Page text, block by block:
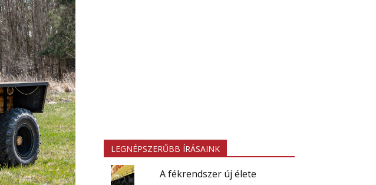
LEGNÉPSZERŰBB ÍRÁSAINK
A fékrendszer új élete